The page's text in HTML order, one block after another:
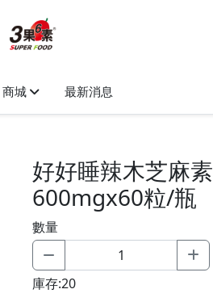
商城 最新消息
好好睡辣木芝麻
600mgx60粒/瓶
數量
庫存:20